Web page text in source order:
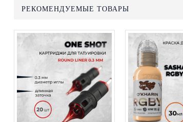
РЕКОМЕНДУЕМЫЕ ТОВАРЫ